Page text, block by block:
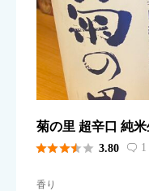
菊の里 超辛口 純
 3.80  1
香り